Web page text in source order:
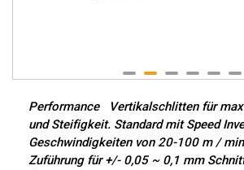
Performance Vertikalschlitten für
und Steifigkeit. Standard mit Speed
Geschwindigkeiten von 20-100 m /
Zuführung für +/- 0,05 ~ 0,1 mm